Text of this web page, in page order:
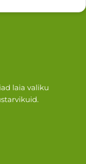
laia valiku